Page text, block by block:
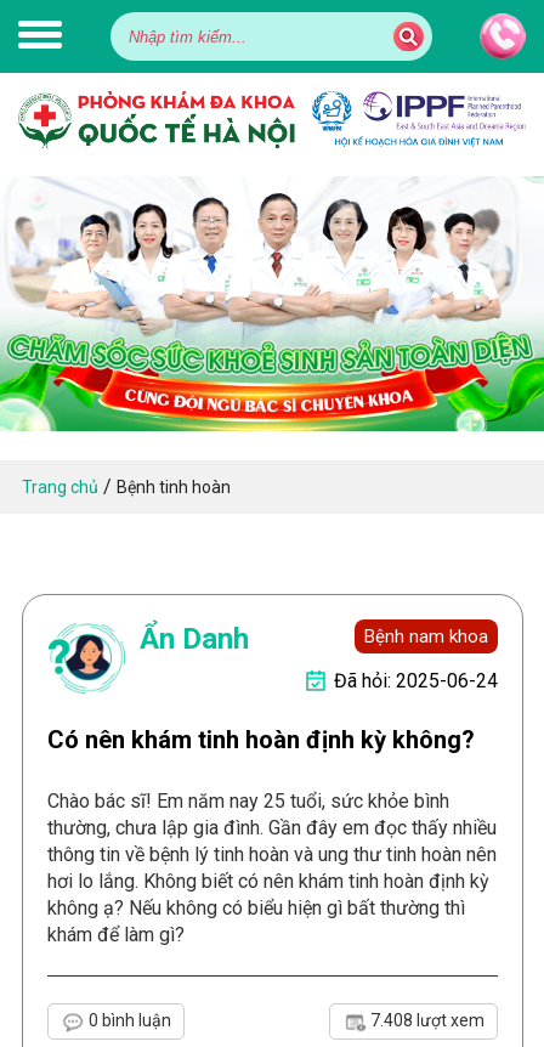
Trang chủ / Bệnh tinh hoàn
Ẩn Danh Bệnh nam khoa
Đã hỏi: 2025-06-24
Có nên khám tinh hoàn định kỳ không?
Chào bác sĩ! Em năm nay 25 tuổi, sức khỏe bình
thường, chưa lập gia đình. Gần đây em đọc thấy nhiều
thông tin về bệnh lý tinh hoàn và ung thư tinh hoàn nên
hơi lo lắng. Không biết có nên khám tinh hoàn định kỳ
không ạ? Nếu không có biểu hiện gì bất thường thì
khám để làm gì?
0 bình luận 7.408 lượt xem